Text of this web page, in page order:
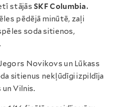
stājāsSKF Columbia.
pēdējā minūtē, zaļi
soda sitienos,
Novikovs un Lūkass
sitienus nekļūdīgi izpildīja
Vilnis.